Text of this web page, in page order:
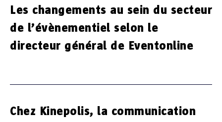
Les changements au sein du secteur
de l’évènementiel selon le
directeur général de Eventonline
Chez Kinepolis, la communication